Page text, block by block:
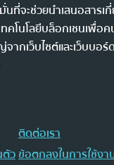
ที่จะช่วยนำเสนอสารเ
คโนโลยีบล็อกเชนเพื่อค
กเว็บไซต์และเว็บบอร์
ติดต่อเรา
ตัวข้อตกลงในการใช้งา